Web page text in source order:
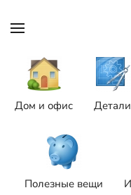
Skip to main
Дом и офис Детали
Полезные вещи